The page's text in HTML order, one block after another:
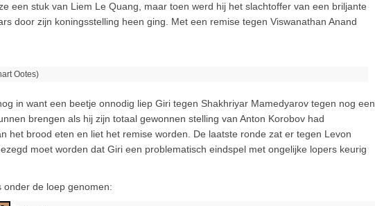
een stuk van Liem Le Quang, maar toen werd hij het slachtoffer van een briljante
door zijn koningsstelling heen ging. Met een remise tegen Viswanathan Anand
Ootes)
in want een beetje onnodig liep Giri tegen Shakhriyar Mamedyarov tegen nog een
brengen als hij zijn totaal gewonnen stelling van Anton Korobov had
het brood eten en liet het remise worden. De laatste ronde zat er tegen Levon
moet worden dat Giri een problematisch eindspel met ongelijke lopers keurig
onder de loep genomen: